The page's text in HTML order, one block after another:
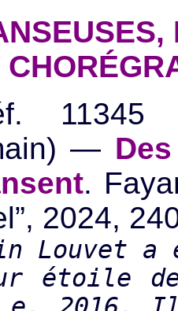
11345
—
.
2024,
Louvet a
étoile